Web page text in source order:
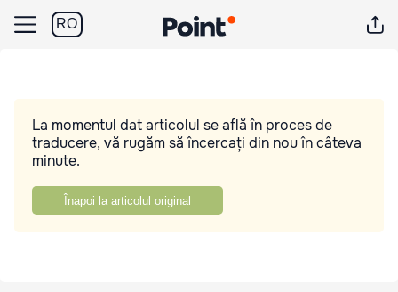
RO
La momentul dat articolul se află în proces de
traducere, vă rugăm să încercați din nou în câteva
minute.
Înapoi la articolul original